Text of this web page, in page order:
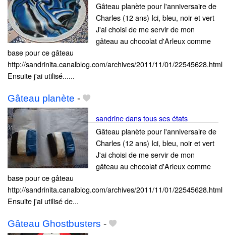
Gâteau planète pour l'anniversaire de
Charles (12 ans) Ici, bleu, noir et vert
J'ai choisi de me servir de mon
gâteau au chocolat d'Arleux comme
base pour ce gâteau
http://sandrinita.canalblog.com/archives/2011/11/01/22545628.html
Ensuite j'ai utilisé......
Gâteau planète -
sandrine dans tous ses états
Gâteau planète pour l'anniversaire de
Charles (12 ans) Ici, bleu, noir et vert
J'ai choisi de me servir de mon
gâteau au chocolat d'Arleux comme
base pour ce gâteau
http://sandrinita.canalblog.com/archives/2011/11/01/22545628.html
Ensuite j'ai utilisé de...
Gâteau Ghostbusters -